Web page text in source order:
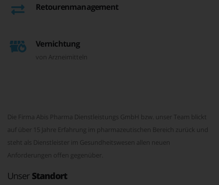
Retourenmanagement
Vernichtung
von Arzneimitteln
Die Firma Abis Pharma Dienstleistungs GmbH bzw. unser Team blickt
auf über 15 Jahre Erfahrung im pharmazeutischen Bereich zurück und
steht als Dienstleister im Gesundheitswesen allen neuen
Anforderungen offen gegenüber.
Unser Standort